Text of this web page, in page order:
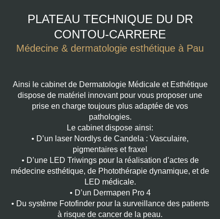
PLATEAU TECHNIQUE DU DR
CONTOU-CARRERE
Médecine & dermatologie esthétique à Pau
Ainsi le cabinet de Dermatologie Médicale et Esthétique
dispose de matériel innovant pour vous proposer une
prise en charge toujours plus adaptée de vos
pathologies.
Le cabinet dispose ainsi:
• D’un laser Nordlys de Candela : Vasculaire,
pigmentaires et fraxel
• D’une LED Triwings pour la réalisation d’actes de
médecine esthétique, de Photothérapie dynamique, et de
LED médicale.
• D’un Dermapen Pro 4
• Du système Fotofinder pour la surveillance des patients
à risque de cancer de la peau.